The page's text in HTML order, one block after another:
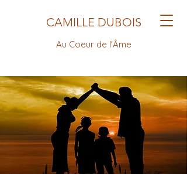
CAMILLE DUBOIS
Au Coeur de l'Âme